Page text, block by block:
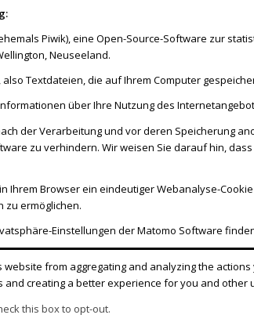
Piwik), eine Open-Source-Software zur
Neuseeland.
Textdateien, die auf Ihrem Computer
über Ihre Nutzung des
der Verarbeitung und vor deren Speicherung
zu verhindern. Wir weisen Sie darauf hin,
Ihrem Browser ein eindeutiger Webanalyse-
zu ermöglichen.
Einstellungen der Matomo Software
website from aggregating and analyzing the
creating a better experience for you and other
this box to opt-out.